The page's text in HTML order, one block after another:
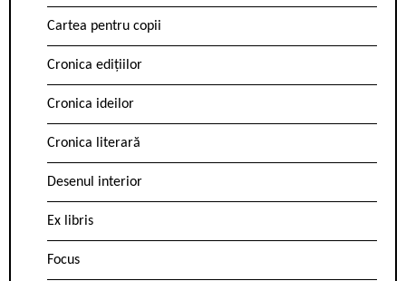
Cartea pentru copii
Cronica edițiilor
Cronica ideilor
Cronica literară
Desenul interior
Ex libris
Focus